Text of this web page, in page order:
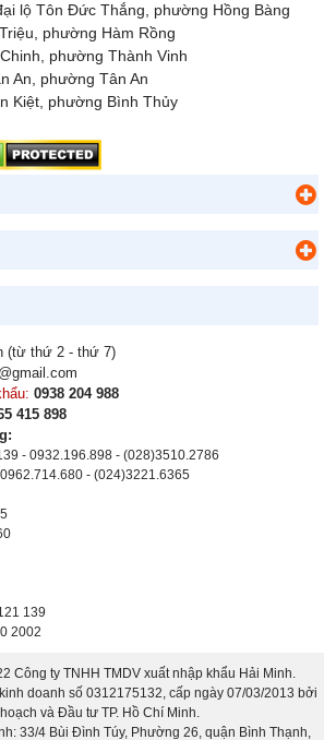
lộ Tôn Đức Thắng, phường Hồng Bàng
phường Hàm Rồng
phường Thành Vinh
An, phường Tân An
Kiệt, phường Bình Thủy
(từ thứ 2 - thứ 7)
0938 204 988
415 898
- 0932.196.898 - (028)3510.2786
0962.714.680 - (024)3221.6365
139
2002
Công ty TNHH TMDV xuất nhập khẩu Hải Minh.
doanh số 0312175132, cấp ngày 07/03/2013 bởi
và Đầu tư TP. Hồ Chí Minh.
33/4 Bùi Đình Túy, Phường 26, quận Bình Thạnh,